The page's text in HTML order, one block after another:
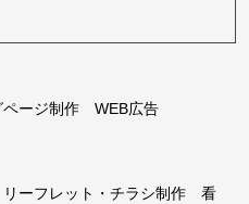
ージ制作 WEB広告
ーフレット・チラシ制作 看